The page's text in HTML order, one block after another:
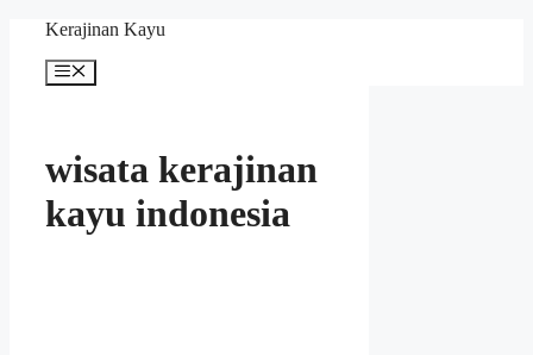
content
Kerajinan Kayu
Menu
wisata kerajinan
kayu indonesia